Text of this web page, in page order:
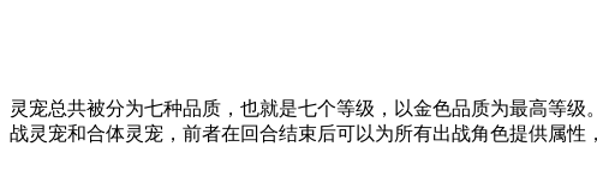
灵宠总共被分为七种品质，也就是七个等级，以金色品质为最高等
战灵宠和合体灵宠，前者在回合结束后可以为所有出战角色提供属性